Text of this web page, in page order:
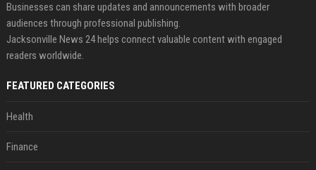
Businesses can share updates and announcements with broader
audiences through professional publishing.
Jacksonville News 24 helps connect valuable content with engaged
readers worldwide.
FEATURED CATEGORIES
Health
Finance